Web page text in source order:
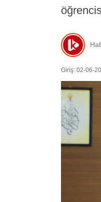
Giriş: 02-06-